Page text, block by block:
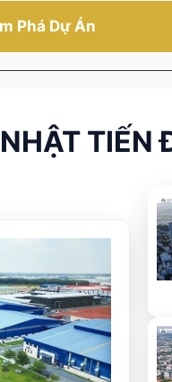
Phá Dự Án
TIẾN